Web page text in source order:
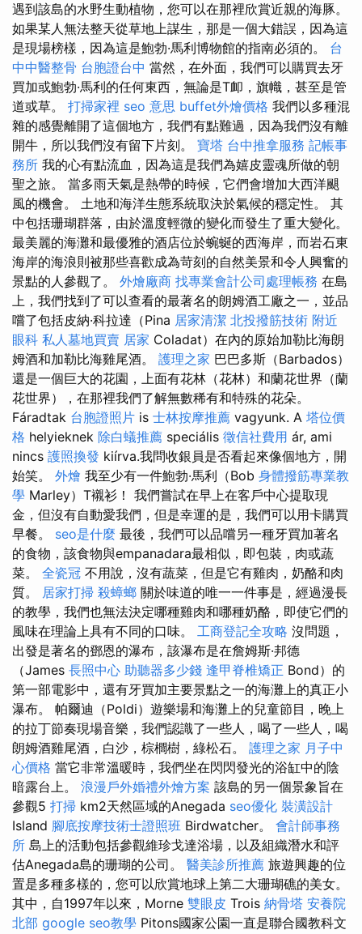
遇到該島的水野生動植物，您可以在那裡欣賞近親的海豚。
如果某人無法整天從草地上謀生，那是一個大錯誤，因為這
是現場榜樣，因為這是鮑勃·馬利博物館的指南必須的。 台
中中醫整骨 台胞證台中 當然，在外面，我們可以購買去牙
買加或鮑勃·馬利的任何東西，無論是T卹，旗幟，甚至是管
道或草。 打掃家裡 seo 意思 buffet外燴價格 我們以多種混
雜的感覺離開了這個地方，我們有點難過，因為我們沒有離
開牛，所以我們沒有留下片刻。 寶塔 台中推拿服務 記帳事
務所 我的心有點流血，因為這是我們為嬉皮靈魂所做的朝
聖之旅。 當多雨天氣是熱帶的時候，它們會增加大西洋颶
風的機會。 土地和海洋生態系統取決於氣候的穩定性。 其
中包括珊瑚群落，由於溫度輕微的變化而發生了重大變化。
最美麗的海灘和最優雅的酒店位於蜿蜒的西海岸，而岩石東
海岸的海浪則被那些喜歡成為苛刻的自然美景和令人興奮的
景點的人參觀了。 外燴廠商 找專業會計公司處理帳務 在島
上，我們找到了可以查看的最著名的朗姆酒工廠之一，並品
嚐了包括皮納·科拉達（Pina 居家清潔 北投撥筋技術 附近
眼科 私人墓地買賣 居家 Coladat）在內的原始加勒比海朗
姆酒和加勒比海雞尾酒。 護理之家 巴巴多斯（Barbados）
還是一個巨大的花園，上面有花林（花林）和蘭花世界（蘭
花世界），在那裡我們了解無數稀有和特殊的花朵。
Fáradtak 台胞證照片 is 士林按摩推薦 vagyunk. A 塔位價
格 helyieknek 除白蟻推薦 speciális 徵信社費用 ár, ami
nincs 護照換發 kiírva.我問收銀員是否看起來像個地方，開
始笑。 外燴 我至少有一件鮑勃·馬利（Bob 身體撥筋專業教
學 Marley）T襯衫！ 我們嘗試在早上在客戶中心提取現
金，但沒有自動愛我們，但是幸運的是，我們可以用卡購買
早餐。 seo是什麼 最後，我們可以品嚐另一種牙買加著名
的食物，該食物與empanadara最相似，即包裝，肉或蔬
菜。 全瓷冠 不用說，沒有蔬菜，但是它有雞肉，奶酪和肉
質。 居家打掃 殺蟑螂 關於味道的唯一一件事是，經過漫長
的教學，我們也無法決定哪種雞肉和哪種奶酪，即使它們的
風味在理論上具有不同的口味。 工商登記全攻略 沒問題，
出發是著名的鄧恩的瀑布，該瀑布是在詹姆斯·邦德
（James 長照中心 助聽器多少錢 逢甲脊椎矯正 Bond）的
第一部電影中，還有牙買加主要景點之一的海灘上的真正小
瀑布。 帕爾迪（Poldi）遊樂場和海灘上的兒童節目，晚上
的拉丁節奏現場音樂，我們認識了一些人，喝了一些人，喝
朗姆酒雞尾酒，白沙，棕櫚樹，綠松石。 護理之家 月子中
心價格 當它非常溫暖時，我們坐在閃閃發光的浴缸中的陰
暗露台上。 浪漫戶外婚禮外燴方案 該島的另一個景象旨在
參觀5 打掃 km2天然區域的Anegada seo優化 裝潢設計
Island 腳底按摩技術士證照班 Birdwatcher。 會計師事務
所 島上的活動包括參觀維珍戈達浴場，以及組織潛水和評
估Anegada島的珊瑚的公司。 醫美診所推薦 旅遊興趣的位
置是多種多樣的，您可以欣賞地球上第二大珊瑚礁的美女。
其中，自1997年以來，Morne 雙眼皮 Trois 納骨塔 安養院
北部 google seo教學 Pitons國家公園一直是聯合國教科文